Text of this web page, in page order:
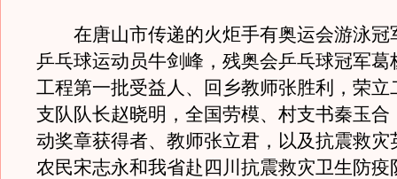
在唐山市传递的火炬手有奥运会游泳冠
乒乓球运动员牛剑峰，残奥会乒乓球冠军葛
工程第一批受益人、回乡教师张胜利，荣立
支队队长赵晓明，全国劳模、村支书秦玉合
动奖章获得者、教师张立君，以及抗震救灾
农民宋志永和我省赴四川抗震救灾卫生防疫